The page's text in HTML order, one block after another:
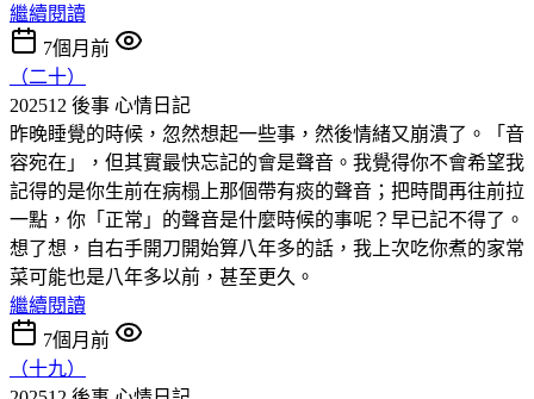
繼續閱讀
7個月前
（二十）
202512 後事 心情日記
昨晚睡覺的時候，忽然想起一些事，然後情緒又崩潰了。「音
容宛在」，但其實最快忘記的會是聲音。我覺得你不會希望我
記得的是你生前在病榻上那個帶有痰的聲音；把時間再往前拉
一點，你「正常」的聲音是什麼時候的事呢？早已記不得了。
想了想，自右手開刀開始算八年多的話，我上次吃你煮的家常
菜可能也是八年多以前，甚至更久。
繼續閱讀
7個月前
（十九）